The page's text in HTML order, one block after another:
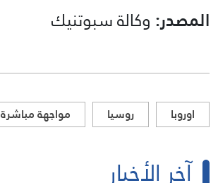
المصدر: وكالة سبوتنيك
اوروبا روسيا مواجهة مباشرة
آخر الأخبار